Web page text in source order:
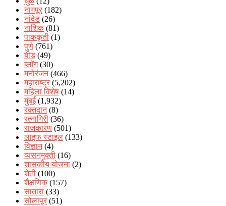
नागपूर (182)
नांदेड (26)
नाशिक (81)
पाककृती (1)
पुणे (761)
बीड (49)
ब्लॉग(30)
मनोरंजन(466)
महाराष्ट्र (5,202)
महिला विशेष (14)
मुंबई(1,932)
रक्‍तदान(8)
रत्नागिरी (36)
राजकारण (501)
लाइफ स्टाइल (133)
विज्ञान(4)
व्यसनमुक्ती (16)
शासकीय योजना (2)
शेती (100)
शैक्षणिक (157)
सातारा (33)
सोलापूर (51)